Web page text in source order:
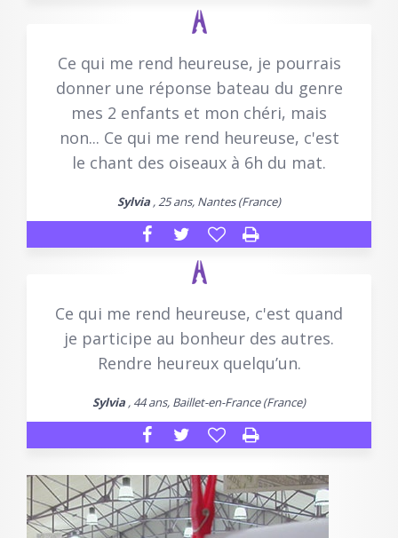
Ce qui me rend heureuse, je pourrais
donner une réponse bateau du genre
mes 2 enfants et mon chéri, mais
non... Ce qui me rend heureuse, c'est
le chant des oiseaux à 6h du mat.
Sylvia , 25 ans, Nantes (France)
Ce qui me rend heureuse, c'est quand
je participe au bonheur des autres.
Rendre heureux quelqu’un.
Sylvia , 44 ans, Baillet-en-France (France)